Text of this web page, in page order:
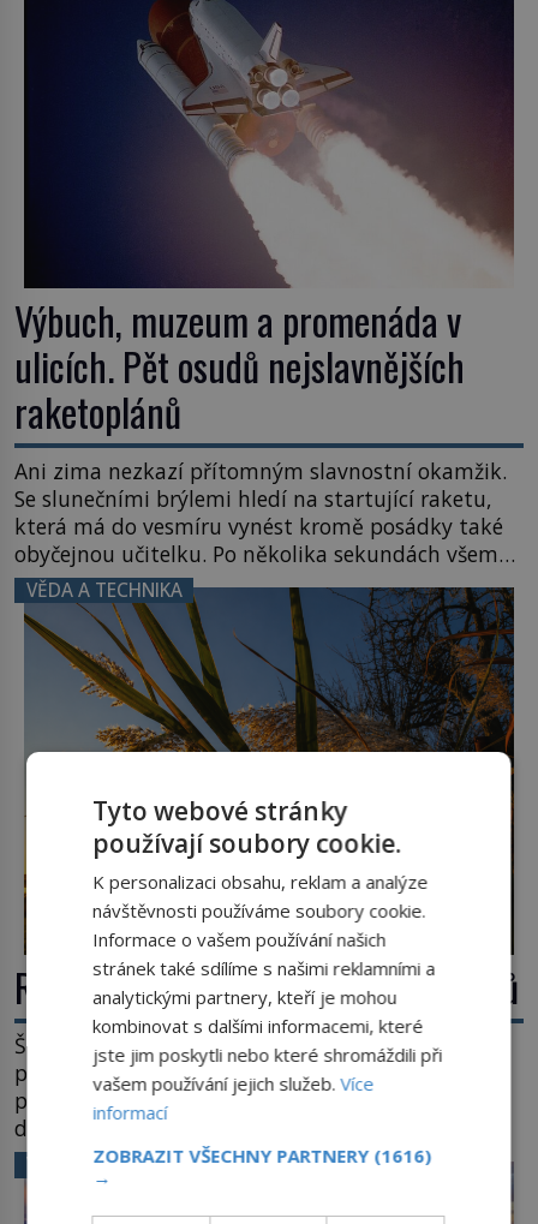
Výbuch, muzeum a promenáda v
ulicích. Pět osudů nejslavnějších
raketoplánů
Ani zima nezkazí přítomným slavnostní okamžik.
Se slunečními brýlemi hledí na startující raketu,
která má do vesmíru vynést kromě posádky také
obyčejnou učitelku. Po několika sekundách všem
ztuhnou úsměvy, stroj totiž exploduje. Jejich
konstrukce není z levného kraje, daňové
poplatníky stojí miliardy dolarů. Na druhou stranu
zvládnou jen představitelné věci. Na malé kousky
Název: Columbia První […]
VĚDA A TECHNIKA
Rákos: Nenápadný poklad z mokřadů
Šumí ve větru na březích rybníků, ukrývá vodní
ptáky a mnozí kolem něj procházejí bez
povšimnutí. Přesto právě rákos pomáhal stavět
domy, vyrábět lodě, zapisovat první texty a
inspiroval řadu pověstí. Tato skromná, ale
užitečná rostlina provází člověka už tisíce let.
Většina lidí vnímá rákos jen jako obyčejnou kulisu
VĚDA A TECHNIKA
Tyto webové stránky
používají soubory cookie.
K personalizaci obsahu, reklam a analýze
návštěvnosti používáme soubory cookie.
Informace o vašem používání našich
stránek také sdílíme s našimi reklamními a
analytickými partnery, kteří je mohou
kombinovat s dalšími informacemi, které
jste jim poskytli nebo které shromáždili při
vašem používání jejich služeb.Více
informací
ZOBRAZIT VŠECHNY PARTNERY (1616)
→